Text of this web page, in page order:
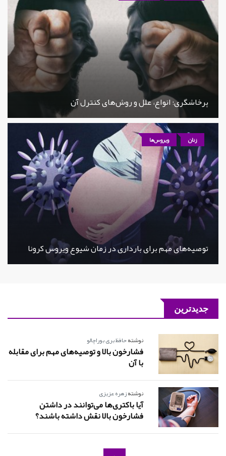
پرخاشگری؛ انواع، علل و روش‌های کنترل آن
زنان ویروس‌ها
توصیه‌های مهم برای بارداری در زمان شیوع ویروس کرونا
جدیدترین
نوشتهحافظ بری بوراچالو
فشارخون بالا و توصیه‌های مهم برای مقابله
با آن
نوشتهزهره عزیزی
آیا باکتری‌ها می‌توانند در داشتن
فشارخون بالا نقش داشته باشند؟